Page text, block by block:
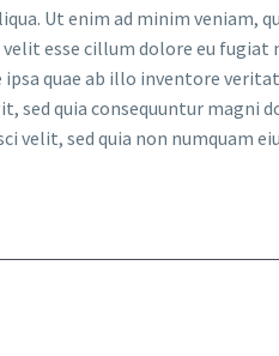
Ut enim ad minim veniam,
esse cillum dolore eu fugiat
quae ab illo inventore
quia consequuntur magni
velit, sed quia non numquam